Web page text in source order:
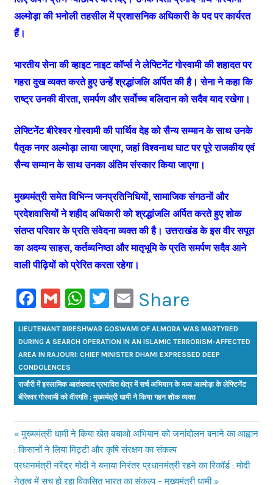
अल्मोड़ा की भनोली तहसील में प्रशासनिक अधिकारी के पद पर कार्यरत
हैं।
भारतीय सेना की व्हाइट नाइट कॉर्प्स ने लेफ्टिनेंट गोस्वामी की शहादत पर
गहरा दुख व्यक्त करते हुए उन्हें श्रद्धांजलि अर्पित की है। सेना ने कहा कि
राष्ट्र उनकी वीरता, समर्पण और सर्वोच्च बलिदान को सदैव याद रखेगा।
लेफ्टिनेंट बीरेश्वर गोस्वामी की पार्थिव देह को सैन्य सम्मान के साथ उनके
पैतृक नगर अल्मोड़ा लाया जाएगा, जहां विश्वनाथ घाट पर पूरे राजकीय एवं
सैन्य सम्मान के साथ उनका अंतिम संस्कार किया जाएगा।
मुख्यमंत्री समेत विभिन्न जनप्रतिनिधियों, सामाजिक संगठनों और
प्रदेशवासियों ने शहीद अधिकारी को श्रद्धांजलि अर्पित करते हुए शोक
संतप्त परिवार के प्रति संवेदना व्यक्त की है। उत्तराखंड के इस वीर सपूत
का अदम्य साहस, कर्तव्यनिष्ठा और मातृभूमि के प्रति समर्पण सदैव आने
वाली पीढ़ियों को प्रेरित करता रहेगा।
Facebook
GmailWhatsApp
Twitter
Email
Share
LIEUTENANT BIRESHWAR GOSWAMI OF ALMORA WAS MARTYRED
DURING A SEARCH OPERATION IN AN ISLAMIC TERRORISM-AFFECTED
AREA IN RAJOURI: CHIEF MINISTER DHAMI EXPRESSED DEEP
CONDOLENCES
राजौरी में इस्लामिक आतंकवाद प्रभावित क्षेत्र में सर्च अभियान के मध्य अल्मोड़ा के लेफ्टिनेंट
बीरेश्वर गोस्वामी को वीरगति : मुख्यमंत्री धामी ने किया गहन शोक व्यक्त
Post
navigation
Previous
Post:
मुख्यमंत्री धामी ने किया खेत बचाओ अभियान को जनांदोलन बनाने का आह्वान
: किसानों ने लिया मिट्टी और कृषि संरक्षण का संकल्प
Next
Post:
प्रधानमंत्री नरेंद्र मोदी ने बनाया निरंतर प्रधानमंत्री रहने का रिकॉर्ड : मोदी
नेतृत्व में सच हो रहा विकसित भारत का संकल्प – मुख्यमंत्री धामी